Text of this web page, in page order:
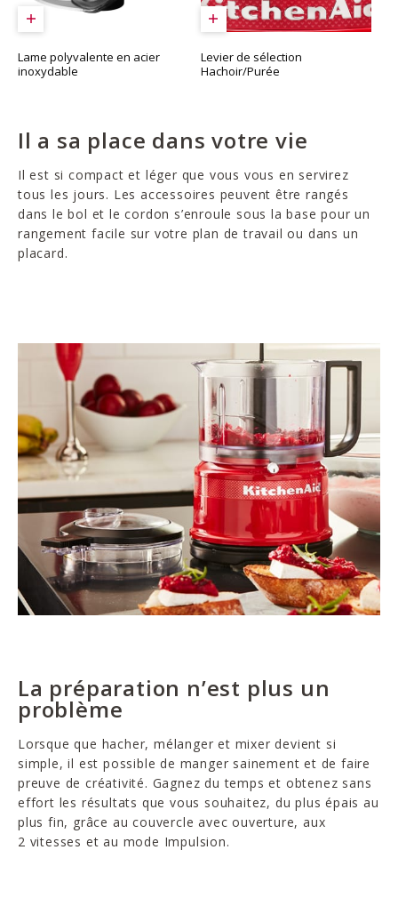
Lame polyvalente en acier
inoxydable
Levier de sélection
Hachoir/Purée
Il a sa place dans votre vie
Il est si compact et léger que vous vous en servirez
tous les jours. Les accessoires peuvent être rangés
dans le bol et le cordon s’enroule sous la base pour un
rangement facile sur votre plan de travail ou dans un
placard.
La préparation n’est plus un
problème
Lorsque que hacher, mélanger et mixer devient si
simple, il est possible de manger sainement et de faire
preuve de créativité. Gagnez du temps et obtenez sans
effort les résultats que vous souhaitez, du plus épais au
plus fin, grâce au couvercle avec ouverture, aux
2 vitesses et au mode Impulsion.